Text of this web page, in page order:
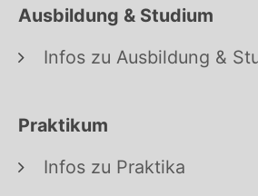
Ausbildung & Studium
Infos zu Ausbildung &
Praktikum
Infos zu Praktika